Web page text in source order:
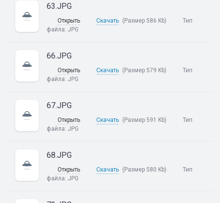
63.JPG
Открыть Скачать (Размер 586 Kb)
Тип
файла: JPG
66.JPG
Открыть Скачать (Размер 579 Kb)
Тип
файла: JPG
67.JPG
Открыть Скачать (Размер 591 Kb)
Тип
файла: JPG
68.JPG
Открыть Скачать (Размер 580 Kb)
Тип
файла: JPG